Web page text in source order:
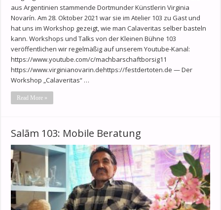
aus Argentinien stammende Dortmunder Künstlerin Virginia
Novarín. Am 28. Oktober 2021 war sie im Atelier 103 zu Gast und
hat uns im Workshop gezeigt, wie man Calaveritas selber basteln
kann. Workshops und Talks von der Kleinen Bühne 103
veröffentlichen wir regelmäßig auf unserem Youtube-Kanal:
https://www.youtube.com/c/machbarschaftborsig11
https://www.virginianovarin.dehttps://festdertoten.de — Der
Workshop „Calaveritas“ …
Read More »
Salām 103: Mobile Beratung